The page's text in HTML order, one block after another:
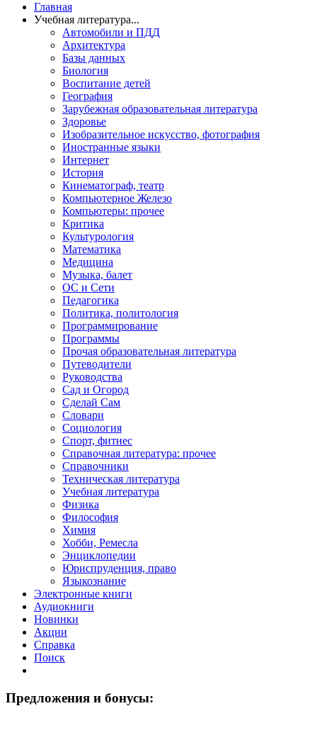
Главная
Учебная литература...
Автомобили и ПДД
Архитектура
Базы данных
Биология
Воспитание детей
География
Зарубежная образовательная литература
Здоровье
Изобразительное искусство, фотография
Иностранные языки
Интернет
История
Кинематограф, театр
Компьютерное Железо
Компьютеры: прочее
Критика
Культурология
Математика
Медицина
Музыка, балет
ОС и Сети
Педагогика
Политика, политология
Программирование
Программы
Прочая образовательная литература
Путеводители
Руководства
Сад и Огород
Сделай Сам
Словари
Социология
Спорт, фитнес
Справочная литература: прочее
Справочники
Техническая литература
Учебная литература
Физика
Философия
Химия
Хобби, Ремесла
Энциклопедии
Юриспруденция, право
Языкознание
Электронные книги
Аудиокниги
Новинки
Акции
Справка
Поиск
Предложения и бонусы: